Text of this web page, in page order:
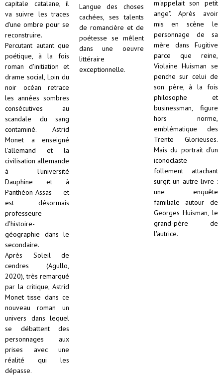
capitale catalane, il
va suivre les traces
d'une ombre pour se
reconstruire.
Percutant autant que
poétique, à la fois
roman d'initiation et
drame social, Loin du
noir océan retrace
les années sombres
consécutives au
scandale du sang
contaminé. Astrid
Monet a enseigné
l'allemand et la
civilisation allemande
à l'université
Dauphine et à
Panthéon-Assas et
est désormais
professeure
d'histoire-
géographie dans le
secondaire.
Après Soleil de
cendres (Agullo,
2020), très remarqué
par la critique, Astrid
Monet tisse dans ce
nouveau roman un
univers dans lequel
se débattent des
personnages aux
prises avec une
réalité qui les
dépasse.
Langue des choses
cachées, ses talents
de romancière et de
poétesse se mêlent
dans une oeuvre
littéraire
exceptionnelle.
m'appelait son petit
ange". Après avoir
mis en scène le
personnage de sa
mère dans Fugitive
parce que reine,
Violaine Huisman se
penche sur celui de
son père, à la fois
philosophe et
businessman, figure
hors norme,
emblématique des
Trente Glorieuses.
Mais du portrait d'un
iconoclaste
follement attachant
surgit un autre livre :
une enquête
familiale autour de
Georges Huisman, le
grand-père de
l'autrice.